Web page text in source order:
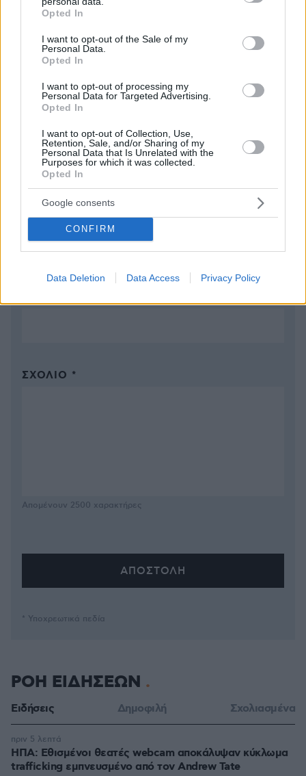
grant or deny consent to Google and its third-party tags to
use your data for below specified purposes in below Google
consent section.
Opted In
I want to opt-out of the Sale of my
Personal Data.
Opted In
I want to opt-out of processing my
Personal Data for Targeted Advertising.
Opted In
I want to opt-out of Collection, Use,
Retention, Sale, and/or Sharing of my
Personal Data that Is Unrelated with the
Purposes for which it was collected.
Opted In
Google consents
CONFIRM
Data Deletion Data Access Privacy Policy
ΑΠΑΝΤΗΣΗ
ΚΥΠΡΙΟΣ
01.11.2023, 18:49
συνολικά απήχθησαν από Άραβες- που έχουν
ακόμα δούλους- αλλά απαιτούν
ΑΠΑΝΤΗΣΗ
ΠΡΟΣΘΗΚΗ ΣΧΟΛΙΟΥ
ΌΝΟΜΑ *
ΣΧΌΛΙΟ *
Απομένουν 2500 χαρακτήρες
* Υποχρεωτικά πεδία
ΡΟΗ ΕΙΔΗΣΕΩΝ
Ειδήσεις Δημοφιλή Σχολιασμένα
ΗΠΑ: Εθισμένοι θεατές webcam αποκάλυψαν κύκλωμα
trafficking εμπνευσμένο από τον Andrew Tate
πριν 5 λεπτά